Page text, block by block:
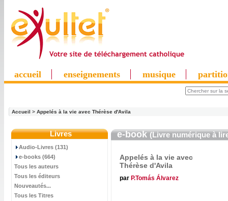
accueil enseignements musique
Accueil > Appelés à la vie avec Thérèse d'Avila
Livres
Audio-Livres (131)
e-books (664)
Tous les auteurs
Tous les éditeurs
Nouveautés...
Tous les Titres
e-book(Livre numérique à
Appelés à la vie avec
Thérèse d'Avila
par P.Tomás Álvarez